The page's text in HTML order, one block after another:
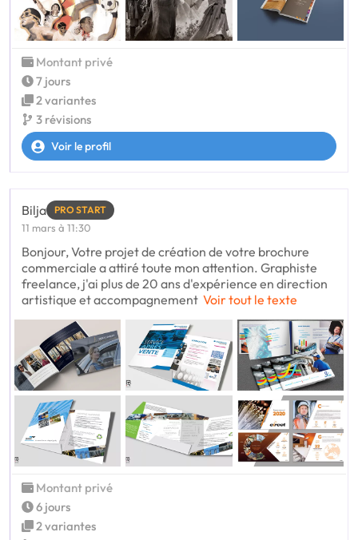
Montant privé
7 jours
2 variantes
3 révisions
Voir le profil
Bilja PRO START
11 mars à 11:30
Bonjour, Votre projet de création de votre brochure
commerciale a attiré toute mon attention. Graphiste
freelance, j'ai plus de 20 ans d'expérience en direction
artistique et accompagnement Voir tout le texte
Montant privé
6 jours
2 variantes